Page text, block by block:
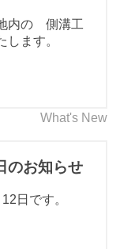
内の 側溝工
ます。
What's New
のお知らせ
日です。